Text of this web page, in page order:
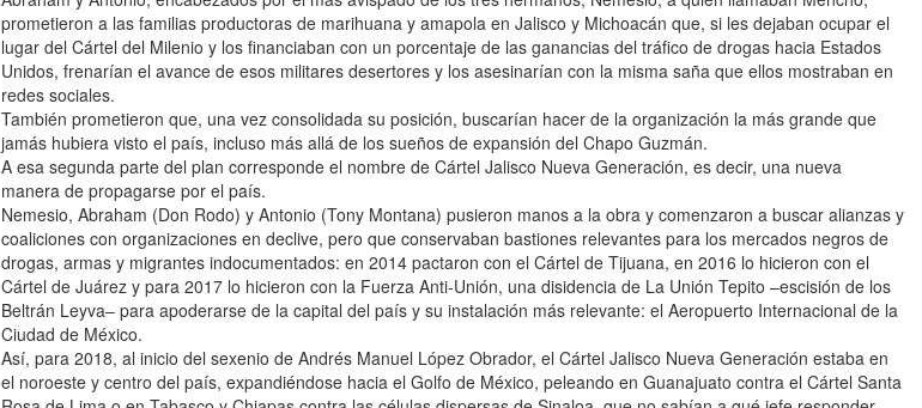
prometieron a las familias productoras de marihuana y amapola en Jalisco y Michoacán que, si les dejaban ocupar el
lugar del Cártel del Milenio y los financiaban con un porcentaje de las ganancias del tráfico de drogas hacia Estados
Unidos, frenarían el avance de esos militares desertores y los asesinarían con la misma saña que ellos mostraban en
redes sociales.
También prometieron que, una vez consolidada su posición, buscarían hacer de la organización la más grande que
jamás hubiera visto el país, incluso más allá de los sueños de expansión del Chapo Guzmán.
A esa segunda parte del plan corresponde el nombre de Cártel Jalisco Nueva Generación, es decir, una nueva
manera de propagarse por el país.
Nemesio, Abraham (Don Rodo) y Antonio (Tony Montana) pusieron manos a la obra y comenzaron a buscar alianzas y
coaliciones con organizaciones en declive, pero que conservaban bastiones relevantes para los mercados negros de
drogas, armas y migrantes indocumentados: en 2014 pactaron con el Cártel de Tijuana, en 2016 lo hicieron con el
Cártel de Juárez y para 2017 lo hicieron con la Fuerza Anti-Unión, una disidencia de La Unión Tepito –escisión de los
Beltrán Leyva– para apoderarse de la capital del país y su instalación más relevante: el Aeropuerto Internacional de la
Ciudad de México.
Así, para 2018, al inicio del sexenio de Andrés Manuel López Obrador, el Cártel Jalisco Nueva Generación estaba en
el noroeste y centro del país, expandiéndose hacia el Golfo de México, peleando en Guanajuato contra el Cártel Santa